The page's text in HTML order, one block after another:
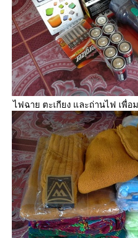
ไฟฉาย ตะเกียง และถ่านไฟ เพื่